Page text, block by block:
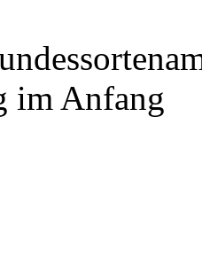
im Anfang